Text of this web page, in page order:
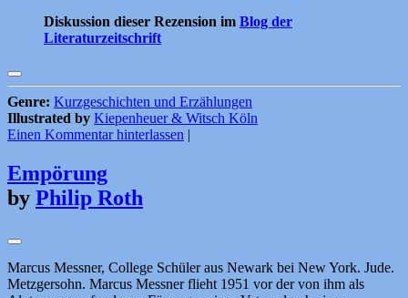
Diskussion dieser Rezension im Blog der
Literaturzeitschrift
Genre: Kurzgeschichten und Erzählungen
Illustrated by Kiepenheuer & Witsch Köln
Einen Kommentar hinterlassen |
Empörung
by Philip Roth
Marcus Messner, College Schüler aus Newark bei New York. Jude.
Metzgersohn. Marcus Messner flieht 1951 vor der von ihm als